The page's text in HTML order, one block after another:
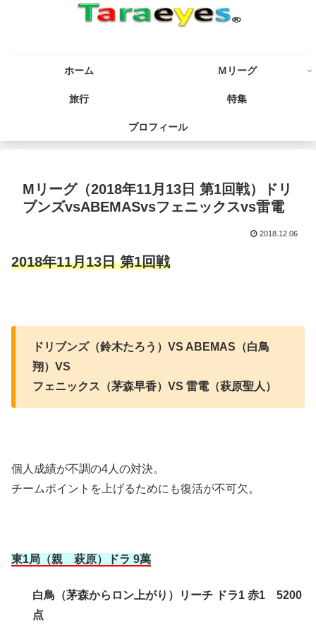
ホーム Ｍリーグ
旅行 特集
プロフィール
Mリーグ（2018年11月13日 第1回戦）ドリ
ブンズvsABEMASvsフェニックスvs雷電
2018.12.06
2018年11月13日 第1回戦
ドリブンズ（鈴木たろう）VS ABEMAS（白鳥
翔）VS
フェニックス（茅森早香）VS 雷電（萩原聖人）
個人成績が不調の4人の対決。
チームポイントを上げるためにも復活が不可欠。
東1局（親 萩原）ドラ 9萬
白鳥（茅森からロン上がり）リーチ ドラ1 赤1 5200
点